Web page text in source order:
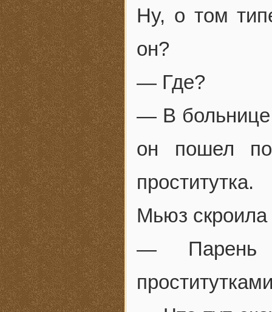
Ну, о том
он?
— Где?
— В
он пошел
проститутка.
Мьюз скроила
— Парень